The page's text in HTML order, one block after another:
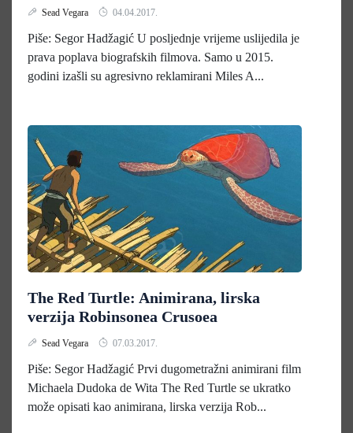
Sead Vegara 04.04.2017.
Piše: Segor Hadžagić U posljednje vrijeme uslijedila je
prava poplava biografskih filmova. Samo u 2015.
godini izašli su agresivno reklamirani Miles A...
The Red Turtle: Animirana, lirska
verzija Robinsonea Crusoea
Sead Vegara 07.03.2017.
Piše: Segor Hadžagić Prvi dugometražni animirani film
Michaela Dudoka de Wita The Red Turtle se ukratko
može opisati kao animirana, lirska verzija Rob...